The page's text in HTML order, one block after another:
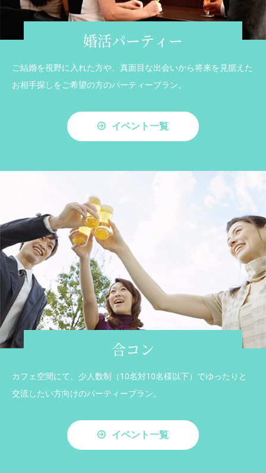
婚活パーティー
ご結婚を視野に入れた方や、真面目な出会いから将来を見据えた
お相手探しをご希望の方のパーティープラン。
イベント一覧
合コン
カフェ空間にて、少人数制（10名対10名様以下）でゆったりと
交流したい方向けのパーティープラン。
イベント一覧